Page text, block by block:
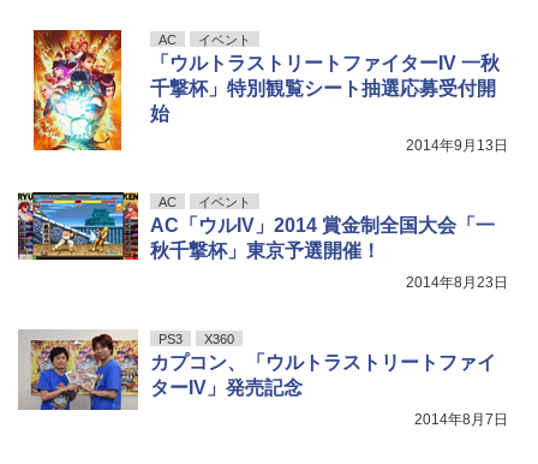
AC イベント
「ウルトラストリートファイターIV 一秋
千撃杯」特別観覧シート抽選応募受付開
始
2014年9月13日
AC イベント
AC「ウルIV」2014 賞金制全国大会「一
秋千撃杯」東京予選開催！
2014年8月23日
PS3 X360
カプコン、「ウルトラストリートファイ
ターIV」発売記念
2014年8月7日